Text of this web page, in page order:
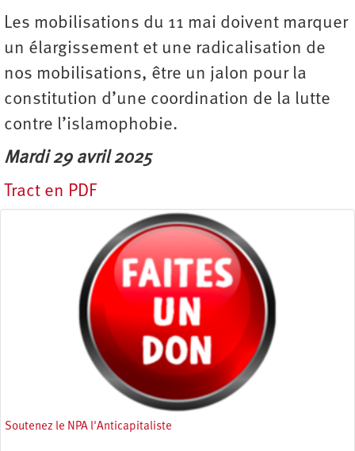
Les mobilisations du 11 mai doivent marquer
un élargissement et une radicalisation de
nos mobilisations, être un jalon pour la
constitution d’une coordination de la lutte
contre l’islamophobie.
Mardi 29 avril 2025
Tract en PDF
Soutenez le NPA l'Anticapitaliste